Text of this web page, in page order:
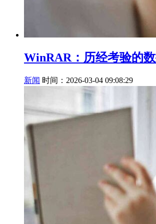
WinRAR：历经考验的
新闻 时间：2026-03-04 09:08:29